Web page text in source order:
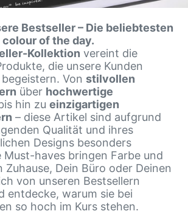
m
l
u
n
g
:
Bestseller – Die beliebtesten
of the day.
Kollektion vereint die
die unsere Kunden
Von stilvollen
über hochwertige
hin zu einzigartigen
– diese Artikel sind aufgrund
Qualität und ihres
Designs besonders
Must-haves bringen Farbe und
Zuhause, Dein Büro oder Deinen
von unseren Bestsellern
entdecke, warum sie bei
so hoch im Kurs stehen.